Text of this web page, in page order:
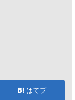
はてブ